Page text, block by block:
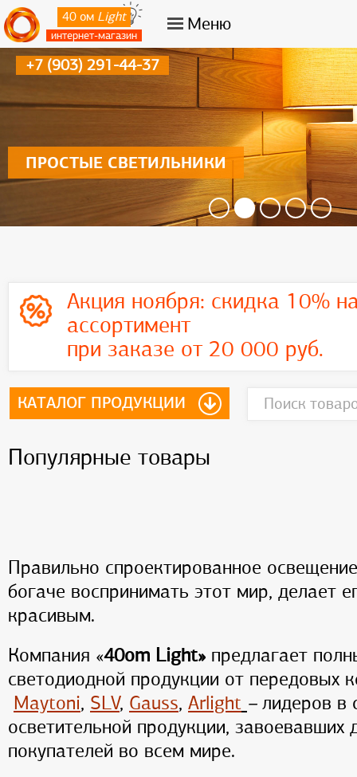
40 ом Light
интернет-магазин
Меню
ПРОСТЫЕ СВЕТИЛЬНИКИ
+7 (903) 291-44-37
Акция ноября: скидка 10%
ассортимент
при заказе от 20 000 руб.
КАТАЛОГ ПРОДУКЦИИ
Популярные товары
Правильно спроектированное
богаче воспринимать этот мир, делает
красивым.
Компания «40om Light» предлагает
светодиодной продукции от передовых
Maytoni, SLV, Gauss, Arlight – лидеров в
осветительной продукции, завоевавших
покупателей во всем мире.